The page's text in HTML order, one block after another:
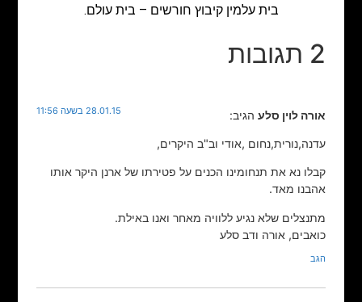
בית עלמין קיבוץ חורשים – בית עולם.
2 תגובות
אורה לוין סלע הגיב: 28.01.15 בשעה 11:56
עדנה,נורית,נחום ,אודי וב"ב היקרים,
קבלו נא את תנחומינו הכנים על פטירתו של ארנן היקר אותו
אהבנו מאד.
מתנצלים שלא נגיע ללוויה מאחר ואנו באילת.
כואבים, אורה ודב סלע
הגב